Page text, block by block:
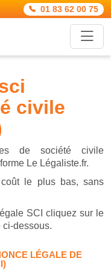
01 83 62 00 75
civile
de société civile
Le Légaliste.fr.
le plus bas, sans
SCI cliquez sur le
dessous.
LÉGALE DE